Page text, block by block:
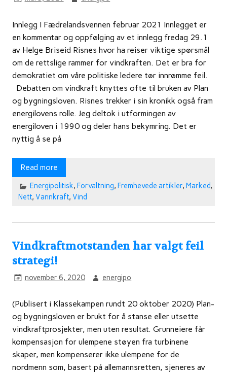
Innlegg I Fædrelandsvennen februar 2021 Innlegget er
en kommentar og oppfølging av et innlegg fredag 29.1
av Helge Briseid Risnes hvor ha reiser viktige spørsmål
om de rettslige rammer for vindkraften. Det er bra for
demokratiet om våre politiske ledere tør innrømme feil.
Debatten om vindkraft knyttes ofte til bruken av Plan
og bygningsloven. Risnes trekker i sin kronikk også fram
energilovens rolle. Jeg deltok i utformingen av
energiloven i 1990 og deler hans bekymring. Det er
nyttig å se på
Read more
Energipolitisk, Forvaltning, Fremhevede artikler, Marked,
Nett, Vannkraft, Vind
Vindkraftmotstanden har valgt feil
strategi!
november 6, 2020 energipo
(Publisert i Klassekampen rundt 20 oktober 2020) Plan-
og bygningsloven er brukt for å stanse eller utsette
vindkraftprosjekter, men uten resultat. Grunneiere får
kompensasjon for ulempene støyen fra turbinene
skaper, men kompenserer ikke ulempene for de
nordmenn som, basert på allemannsretten, sjeneres av